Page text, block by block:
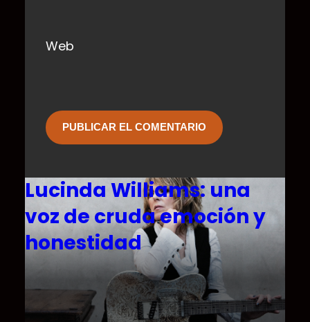
Web
Lucinda Williams: una
voz de cruda emoción y
honestidad